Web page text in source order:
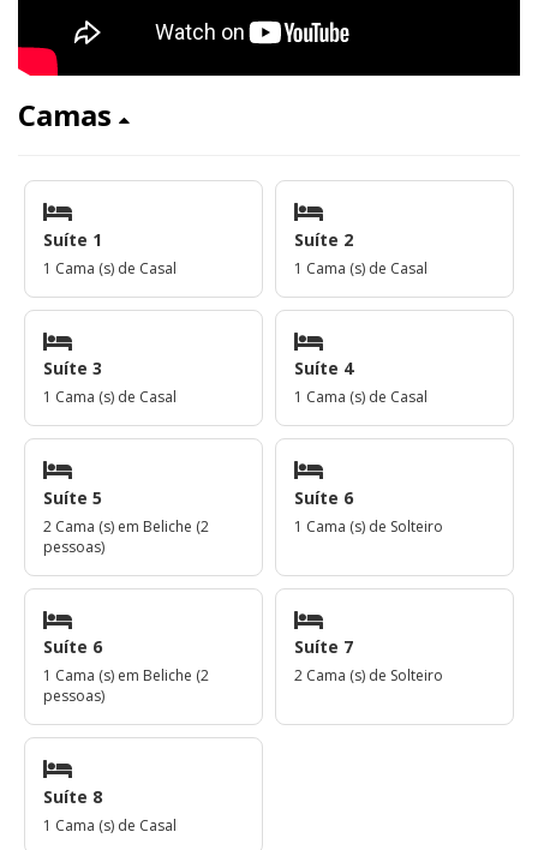
Camas
Suíte 1
1 Cama (s) de Casal
Suíte 2
1 Cama (s) de Casal
Suíte 3
1 Cama (s) de Casal
Suíte 4
1 Cama (s) de Casal
Suíte 5
2 Cama (s) em Beliche (2
pessoas)
Suíte 6
1 Cama (s) de Solteiro
Suíte 6
1 Cama (s) em Beliche (2
pessoas)
Suíte 7
2 Cama (s) de Solteiro
Suíte 8
1 Cama (s) de Casal